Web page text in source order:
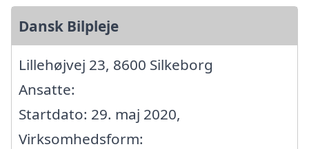
Dansk Bilpleje
Lillehøjvej 23, 8600 Silkeborg
Ansatte:
Startdato: 29. maj 2020,
Virksomhedsform: